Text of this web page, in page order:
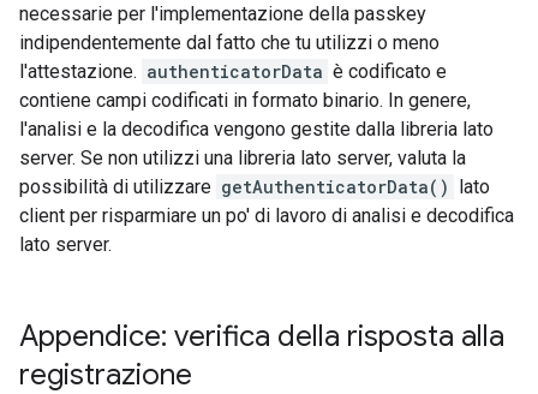
necessarie per l'implementazione della passkey
indipendentemente dal fatto che tu utilizzi o meno
l'attestazione. authenticatorData è codificato e
contiene campi codificati in formato binario. In genere,
l'analisi e la decodifica vengono gestite dalla libreria lato
server. Se non utilizzi una libreria lato server, valuta la
possibilità di utilizzare getAuthenticatorData() lato
client per risparmiare un po' di lavoro di analisi e decodifica
lato server.
Appendice: verifica della risposta alla
registrazione